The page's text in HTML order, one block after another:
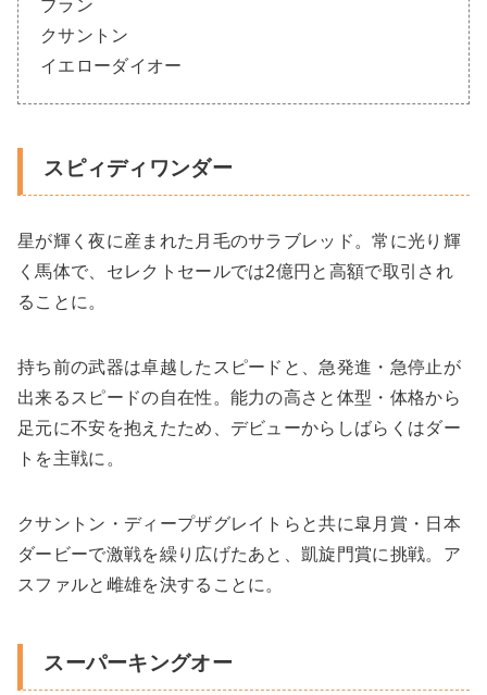
ブラン
クサントン
イエローダイオー
スピィディワンダー
星が輝く夜に産まれた月毛のサラブレッド。常に光り輝
く馬体で、セレクトセールでは2億円と高額で取引され
ることに。
持ち前の武器は卓越したスピードと、急発進・急停止が
出来るスピードの自在性。能力の高さと体型・体格から
足元に不安を抱えたため、デビューからしばらくはダー
トを主戦に。
クサントン・ディープザグレイトらと共に皐月賞・日本
ダービーで激戦を繰り広げたあと、凱旋門賞に挑戦。ア
スファルと雌雄を決することに。
スーパーキングオー